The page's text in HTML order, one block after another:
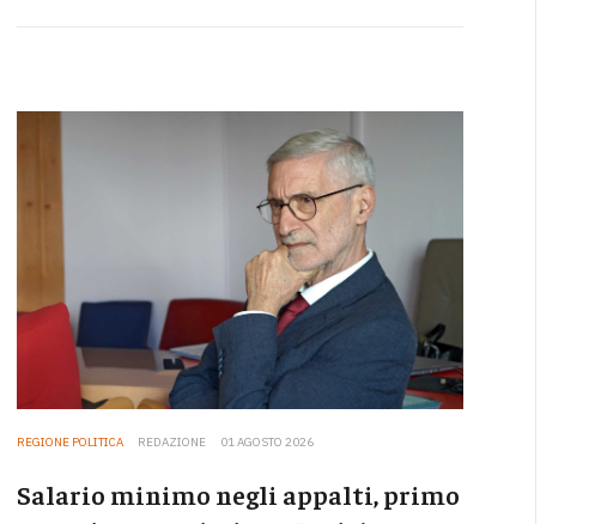
REGIONE POLITICA REDAZIONE 01 AGOSTO 2026
Salario minimo negli appalti, primo